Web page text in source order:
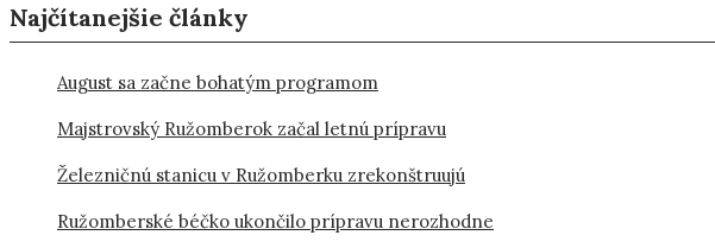
Najčítanejšie články
August sa začne bohatým programom
Majstrovský Ružomberok začal letnú prípravu
Železničnú stanicu v Ružomberku zrekonštruujú
Ružomberské béčko ukončilo prípravu nerozhodne